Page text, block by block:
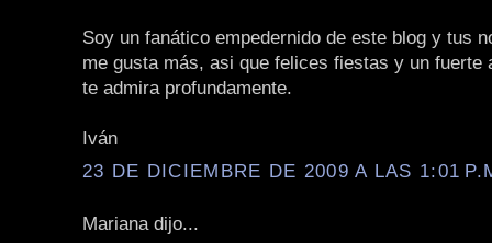
Soy un fanático empedernido de este blog y tus
me gusta más, asi que felices fiestas y un fuerte
te admira profundamente.
Iván
23 DE DICIEMBRE DE 2009 A LAS 1:01
Mariana dijo...